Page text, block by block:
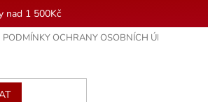
nad 1 500Kč
PODMÍNKY OCHRANY OSOBNÍCH ÚDAJŮ